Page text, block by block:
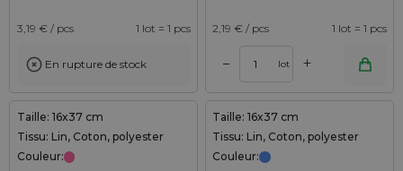
3,19 € / pcs 1 lot = 1 pcs
En rupture de stock
2,19 € / pcs 1 lot = 1 pcs
– lot +
Taille: 16x37 cm
Tissu: Lin, Coton, polyester
Couleur:
Taille: 16x37 cm
Tissu: Lin, Coton, polyester
Couleur: